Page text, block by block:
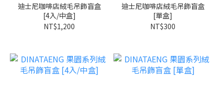
迪士尼咖啡店絨毛吊飾盲盒
[4入/中盒]
NT$1,200
迪士尼咖啡店絨毛吊飾盲盒
[單盒]
NT$300